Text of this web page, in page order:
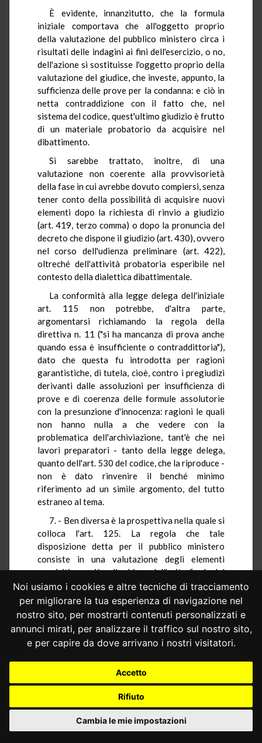
Noi usiamo i cookies e altre tecniche di tracciamento
per migliorare la tua esperienza di navigazione nel
nostro sito, per mostrarti contenuti personalizzati e
annunci mirati, per analizzare il traffico sul nostro sito,
e per capire da dove arrivano i nostri visitatori.
Accetto
Rifiuto
Cambia le mie impostazioni
È evidente, innanzitutto, che la formula
iniziale comportava che all'oggetto proprio
della valutazione del pubblico ministero circa i
risultati delle indagini ai fini dell'esercizio, o no,
dell'azione si sostituisse l'oggetto proprio della
valutazione del giudice, che investe, appunto, la
sufficienza delle prove per la condanna: e ciò in
netta contraddizione con il fatto che, nel
sistema del codice, quest'ultimo giudizio è frutto
di un materiale probatorio da acquisire nel
dibattimento.
Si sarebbe trattato, inoltre, di una
valutazione non coerente alla provvisorietà
della fase in cui avrebbe dovuto compiersi, senza
tener conto della possibilità di acquisire nuovi
elementi dopo la richiesta di rinvio a giudizio
(art. 419, terzo comma) o dopo la pronuncia del
decreto che dispone il giudizio (art. 430), ovvero
nel corso dell'udienza preliminare (art. 422),
oltreché dell'attività probatoria esperibile nel
contesto della dialettica dibattimentale.
La conformità alla legge delega dell'iniziale
art. 115 non potrebbe, d'altra parte,
argomentarsi richiamando la regola della
direttiva n. 11 ("si ha mancanza di prova anche
quando essa è insufficiente o contraddittoria"),
dato che questa fu introdotta per ragioni
garantistiche, di tutela, cioè, contro i pregiudizi
derivanti dalle assoluzioni per insufficienza di
prove e di coerenza delle formule assolutorie
con la presunzione d'innocenza: ragioni le quali
non hanno nulla a che vedere con la
problematica dell'archiviazione, tant'è che nei
lavori preparatori - tanto della legge delega,
quanto dell'art. 530 del codice, che la riproduce -
non è dato rinvenire il benché minimo
riferimento ad un simile argomento, del tutto
estraneo al tema.
7. - Ben diversa è la prospettiva nella quale si
colloca l'art. 125. La regola che tale
disposizione detta per il pubblico ministero
consiste in una valutazione degli elementi
acquisiti non più nella chiave dell'esito finale del
processo, bensì nella chiave della loro attitudine
a giustificare il rinvio a giudizio.
Il quadro acquisitivo viene, cioè, valutato non
nell'ottica del risultato dell'azione, ma in quella
della superfluità o no dell'accertamento
pubblico ministero, il quale, nel sistema, è la
parte pubblica incaricata di instaurare il
Non solo la sostituzione del termine "idonei"
a quello di "sufficienti" designa un